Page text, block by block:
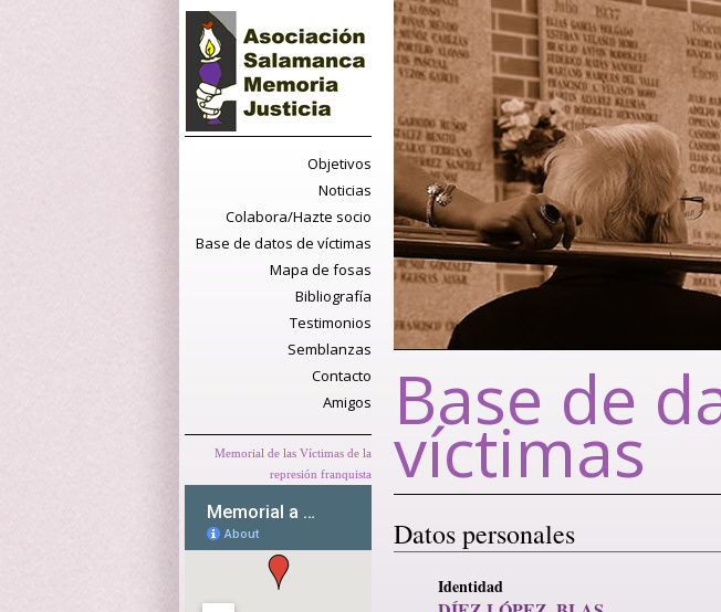
Objetivos
Noticias
Colabora/Hazte socio
Base de datos de víctimas
Mapa de fosas
Bibliografía
Testimonios
Semblanzas
Contacto
Amigos
Memorial de las Víctimas de la
represión franquista
Base de
víctimas
Datos personales
Identidad